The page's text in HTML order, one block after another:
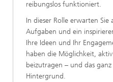
reibungslos funktioniert.
In dieser Rolle erwarten Sie
Aufgaben und ein
Ihre Ideen und Ihr
haben die Möglichkeit,
beizutragen – und das
Hintergrund.